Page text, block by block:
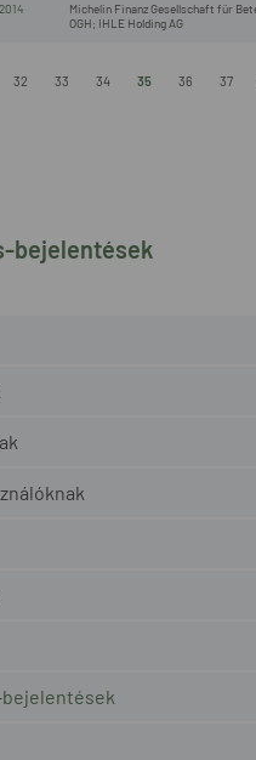
bejelentések
Michelin Finanz Gesellschaft für
OGH; IHLE Holding AG
32 33 34 35 36 37